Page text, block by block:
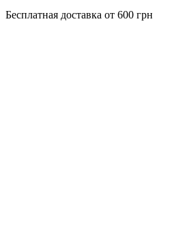
Бесплатная доставка от 600 грн